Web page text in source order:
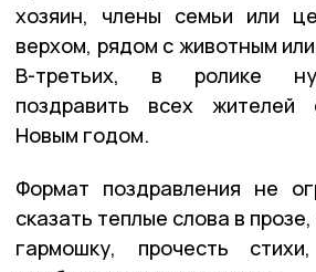
хозяин, члены семьи или
верхом, рядом с животным
В-третьих, в ролике
поздравить всех жителей
Новым годом.
Формат поздравления не
сказать теплые слова в
гармошку, прочесть